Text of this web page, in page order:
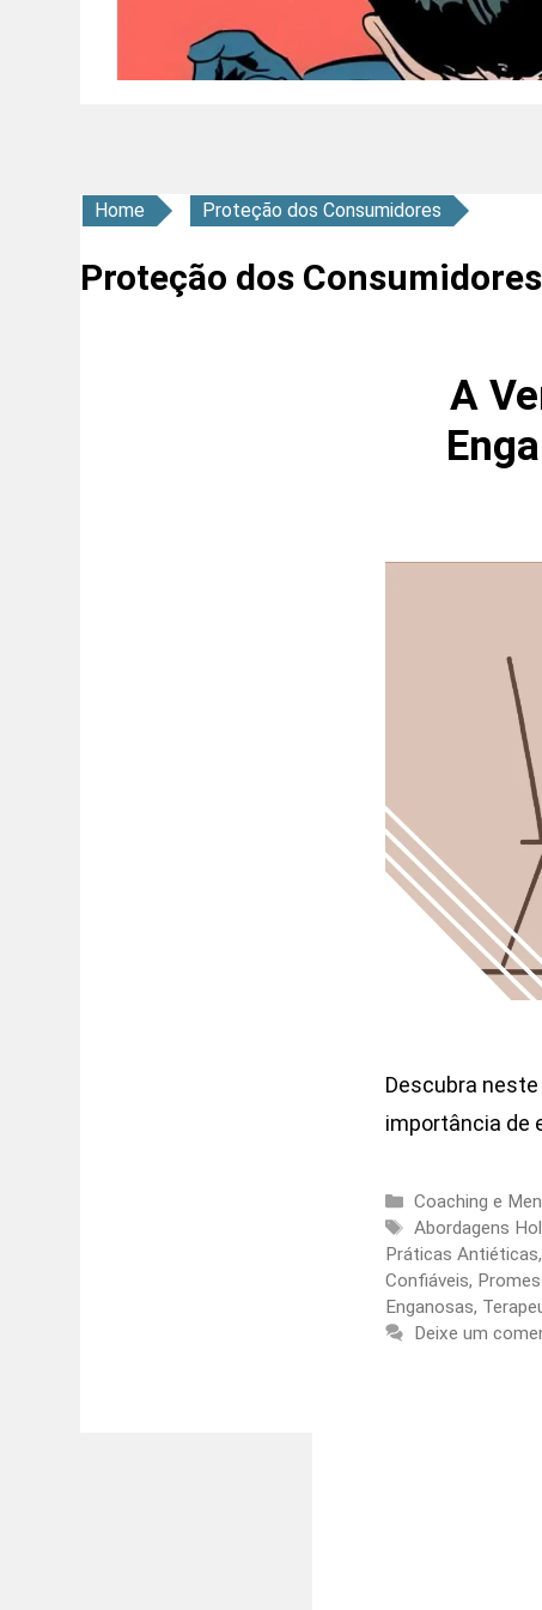
Home Proteção dos Consumidores
Proteção dos Consumidores
A
Descubra
importância de
Categorias
Coaching e
Etiquetas
Abordagens
Práticas Antiéticas,
Confiáveis,
Enganosas,
Deixe um